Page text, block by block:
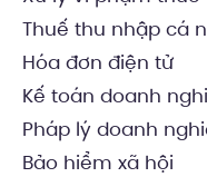
Thuế thu nhập cá
Hóa đơn điện tử
Kế toán doanh
Pháp lý doanh
Bảo hiểm xã hội